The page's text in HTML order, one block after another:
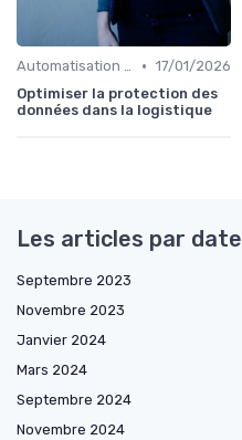
Automatisation processus • 17/01/2026
Optimiser la protection des
données dans la logistique
Les articles par date
Septembre 2023
Novembre 2023
Janvier 2024
Mars 2024
Septembre 2024
Novembre 2024